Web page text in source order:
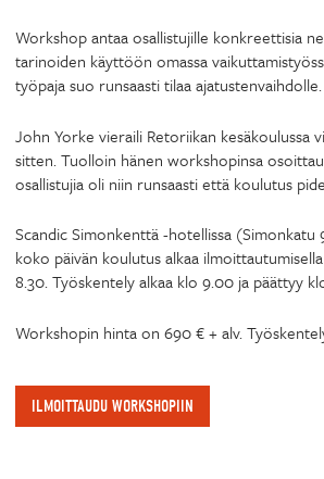
Workshop antaa osallistujille konkreettisia
tarinoiden käyttöön omassa
työpaja suo runsaasti tilaa ajatustenvaihdolle.
John Yorke vieraili Retoriikan kesäkoulussa
sitten. Tuolloin hänen workshopinsa
osallistujia oli niin runsaasti että koulutus
Scandic Simonkenttä -hotellissa (Simonkatu
koko päivän koulutus alkaa
8.30. Työskentely alkaa klo 9.00 ja päättyy
Workshopin hinta on 690 € + alv.
ILMOITTAUDU WORKSHOPIIN